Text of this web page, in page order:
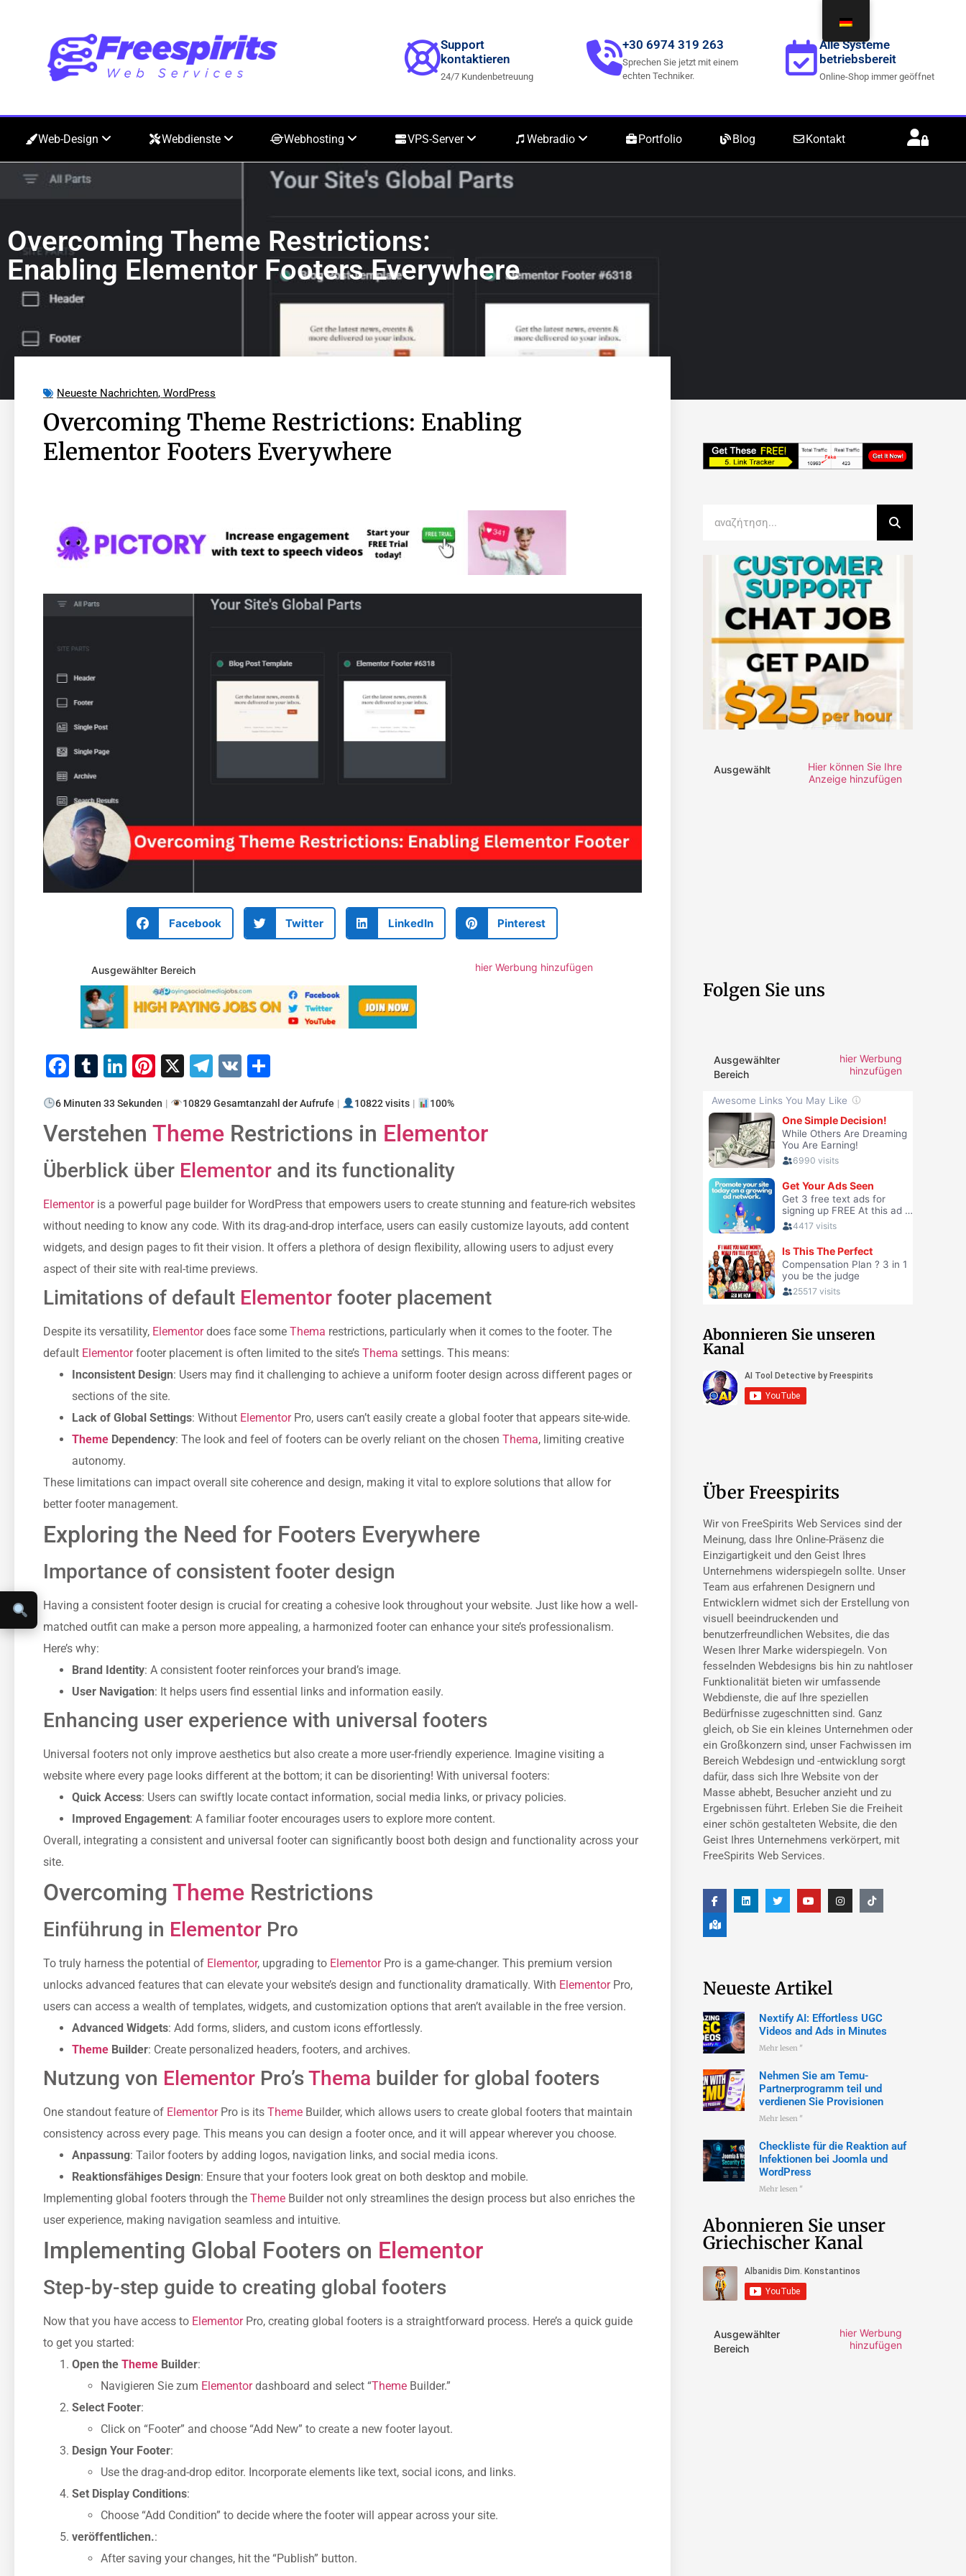
Support
kontaktieren
24/7 Kundenbetreuung
+30 6974 319 263
Sprechen Sie jetzt mit einem
echten Techniker.
Alle Systeme
betriebsbereit
Online-Shop immer geöffnet
Web-Design Webdienste Webhosting VPS-Server Webradio Portfolio Blog Kontakt
Overcoming Theme Restrictions:
Enabling Elementor Footers Everywhere
Neueste Nachrichten, WordPress
Overcoming Theme Restrictions: Enabling
Elementor Footers Everywhere
Facebook Twitter LinkedIn Pinterest
Ausgewählter Bereich hier Werbung hinzufügen
Facebook
Tumblr
LinkedIn
Pinterest
X Telegram
VK
6 Minuten 33 Sekunden | 10829 Gesamtanzahl der Aufrufe | 10822 visits | 100%
Verstehen Theme Restrictions in Elementor
Überblick über Elementor and its functionality
Elementoris a powerful page builder for WordPress that empowers users to create stunning and feature-rich websites
without needing to know any code. With its drag-and-drop interface, users can easily customize layouts, add content
widgets, and design pages to fit their vision. It offers a plethora of design flexibility, allowing users to adjust every
aspect of their site with real-time previews.
Limitations of default Elementor footer placement
Despite its versatility, Elementordoes face some Thema restrictions, particularly when it comes to the footer. The
default Elementorfooter placement is often limited to the site’s Thema settings. This means:
Inconsistent Design: Users may find it challenging to achieve a uniform footer design across different pages or
sections of the site.
Lack of Global Settings: Without ElementorPro, users can’t easily create a global footer that appears site-wide.
Theme Dependency: The look and feel of footers can be overly reliant on the chosen Thema, limiting creative
autonomy.
These limitations can impact overall site coherence and design, making it vital to explore solutions that allow for
better footer management.
Exploring the Need for Footers Everywhere
Importance of consistent footer design
Having a consistent footer design is crucial for creating a cohesive look throughout your website. Just like how a well-
matched outfit can make a person more appealing, a harmonized footer can enhance your site’s professionalism.
Here’s why:
Brand Identity: A consistent footer reinforces your brand’s image.
User Navigation: It helps users find essential links and information easily.
Enhancing user experience with universal footers
Universal footers not only improve aesthetics but also create a more user-friendly experience. Imagine visiting a
website where every page looks different at the bottom; it can be disorienting! With universal footers:
Quick Access: Users can swiftly locate contact information, social media links, or privacy policies.
Improved Engagement: A familiar footer encourages users to explore more content.
Overall, integrating a consistent and universal footer can significantly boost both design and functionality across your
site.
Overcoming Theme Restrictions
Einführung in Elementor Pro
To truly harness the potential of Elementor, upgrading to ElementorPro is a game-changer. This premium version
unlocks advanced features that can elevate your website’s design and functionality dramatically. With ElementorPro,
users can access a wealth of templates, widgets, and customization options that aren’t available in the free version.
Advanced Widgets: Add forms, sliders, and custom icons effortlessly.
Theme Builder: Create personalized headers, footers, and archives.
Nutzung von Elementor Pro’sThema builder for global footers
One standout feature of ElementorPro is its Theme Builder, which allows users to create global footers that maintain
consistency across every page. This means you can design a footer once, and it will appear wherever you choose.
Anpassung: Tailor footers by adding logos, navigation links, and social media icons.
Reaktionsfähiges Design: Ensure that your footers look great on both desktop and mobile.
Implementing global footers through the Theme Builder not only streamlines the design process but also enriches the
user experience, making navigation seamless and intuitive.
Implementing Global Footers on Elementor
Step-by-step guide to creating global footers
Now that you have access to ElementorPro, creating global footers is a straightforward process. Here’s a quick guide
to get you started:
Open the Theme Builder:
Navigieren Sie zum Elementordashboard and select “Theme Builder.”
Select Footer:
Click on “Footer” and choose “Add New” to create a new footer layout.
Design Your Footer:
Use the drag-and-drop editor. Incorporate elements like text, social icons, and links.
Set Display Conditions:
Choose “Add Condition” to decide where the footer will appear across your site.
veröffentlichen.:
After saving your changes, hit the “Publish” button.
Ausgewählt
Hier können Sie Ihre
Anzeige hinzufügen
Folgen Sie uns
Ausgewählter
Bereich
hier Werbung
hinzufügen
Abonnieren Sie unseren
Kanal
Über Freespirits
Wir von FreeSpirits Web Services sind der
Meinung, dass Ihre Online-Präsenz die
Einzigartigkeit und den Geist Ihres
Unternehmens widerspiegeln sollte. Unser
Team aus erfahrenen Designern und
Entwicklern widmet sich der Erstellung von
visuell beeindruckenden und
benutzerfreundlichen Websites, die das
Wesen Ihrer Marke widerspiegeln. Von
fesselnden Webdesigns bis hin zu nahtloser
Funktionalität bieten wir umfassende
Webdienste, die auf Ihre speziellen
Bedürfnisse zugeschnitten sind. Ganz
gleich, ob Sie ein kleines Unternehmen oder
ein Großkonzern sind, unser Fachwissen im
Bereich Webdesign und -entwicklung sorgt
dafür, dass sich Ihre Website von der
Masse abhebt, Besucher anzieht und zu
Ergebnissen führt. Erleben Sie die Freiheit
einer schön gestalteten Website, die den
Geist Ihres Unternehmens verkörpert, mit
FreeSpirits Web Services.
Neueste Artikel
Nextify AI: Effortless UGC
Videos and Ads in Minutes
Mehr lesen "
Nehmen Sie am Temu-
Partnerprogramm teil und
verdienen Sie Provisionen
Mehr lesen "
Checkliste für die Reaktion auf
Infektionen bei Joomla und
WordPress
Mehr lesen "
Abonnieren Sie unser
Griechischer Kanal
Ausgewählter
Bereich
hier Werbung
hinzufügen